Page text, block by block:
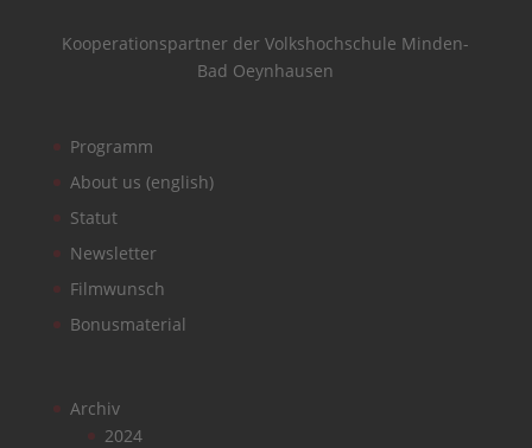
Kooperationspartner der Volkshochschule Minden-
Bad Oeynhausen
Programm
About us (english)
Statut
Newsletter
Filmwunsch
Bonusmaterial
Archiv
2024